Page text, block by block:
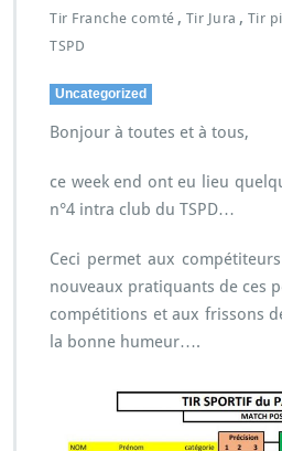
Tir Franche comté , Tir Jura , Tir
TSPD
Uncategorized
Bonjour à toutes et à tous,
ce week end ont eu lieu
n°4 intra club du TSPD…
Ceci permet aux
nouveaux pratiquants de ces
compétitions et aux frissons
la bonne humeur….